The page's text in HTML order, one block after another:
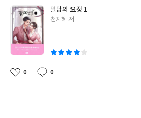
과거의 트라우마로 인해 비혼주의라는 관
이 서서히 바뀌어가는 과정과
결국 헤어짐이 반복되어 결혼 생각이 있는
싶은 새아둘의 관념이 주변 인물과 사건이
가는 부분을 가장 인상 깊게 보았다.
관계 등 주변인물의 스토리도 재미있게 보
밀당의 요정 1
글
천지혜 저
좋
0
댓
0
작